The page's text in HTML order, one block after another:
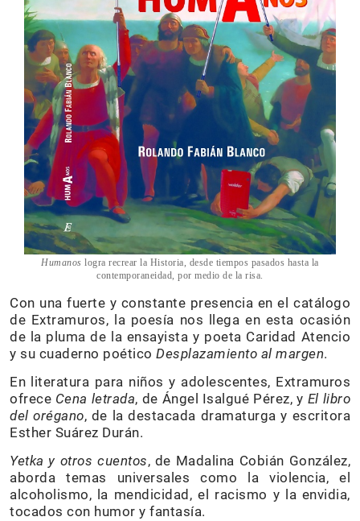
Humanoslogra recrear la Historia, desde tiempos pasados hasta la
contemporaneidad, por medio de la risa.
Con una fuerte y constante presencia en el catálogo
de Extramuros, la poesía nos llega en esta ocasión
de la pluma de la ensayista y poeta Caridad Atencio
y su cuaderno poético Desplazamiento al margen.
En literatura para niños y adolescentes, Extramuros
ofrece Cena letrada, de Ángel Isalgué Pérez, y El libro
del orégano, de la destacada dramaturga y escritora
Esther Suárez Durán.
Yetka y otros cuentos, de Madalina Cobián González,
aborda temas universales como la violencia, el
alcoholismo, la mendicidad, el racismo y la envidia,
tocados con humor y fantasía.